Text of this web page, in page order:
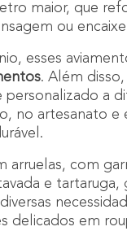
maior, que
ou
esses
. Além
a
no artesanato e
arruelas, com
e tartaruga,
delicados em